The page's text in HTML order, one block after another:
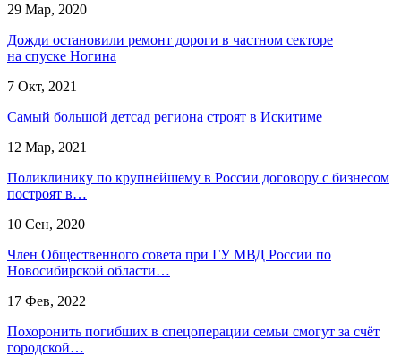
29 Мар, 2020
Дожди остановили ремонт дороги в частном секторе
на спуске Ногина
7 Окт, 2021
Самый большой детсад региона строят в Искитиме
12 Мар, 2021
Поликлинику по крупнейшему в России договору с бизнесом
построят в…
10 Сен, 2020
Член Общественного совета при ГУ МВД России по
Новосибирской области…
17 Фев, 2022
Похоронить погибших в спецоперации семьи смогут за счёт
городской…